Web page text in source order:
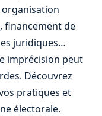
financement de
juridiques…
imprécision peut
Découvrez
pratiques et
électorale.